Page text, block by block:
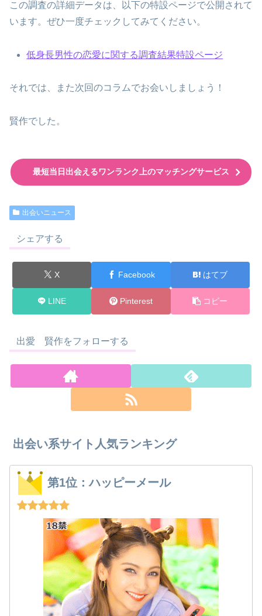
この調査の詳細データは、以下の特設ページで公開されて
います。ぜひ一度チェックしてみてください。
低身長男性の恋愛に関する調査結果特設ページ
それでは、また次回のコラムでお会いしましょう！
賢作でした。
最短当日出会えるワンランク上のマッチングサービス
出会いニュース
シェアする
X Facebook はてブ
LINE Pinterest コピー
出愛 賢作をフォローする
出会い系サイト人気ランキング
第1位：ハッピーメール